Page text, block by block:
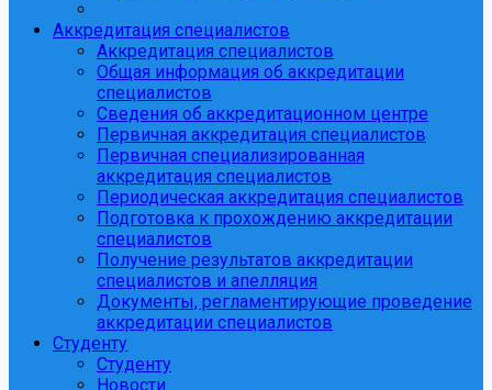
Аккредитация специалистов
Аккредитация специалистов
Общая информация об аккредитации
специалистов
Сведения об аккредитационном центре
Первичная аккредитация специалистов
Первичная специализированная
аккредитация специалистов
Периодическая аккредитация специалистов
Подготовка к прохождению аккредитации
специалистов
Получение результатов аккредитации
специалистов и апелляция
Документы, регламентирующие проведение
аккредитации специалистов
Студенту
Студенту
Новости